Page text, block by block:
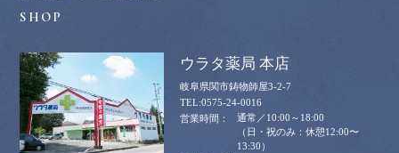
ウラタ薬局 本店
岐阜県関市鋳物師屋3-2-7
0575-24-0016
通常／10:00～18:00
（日・祝のみ：休憩12:00〜
13:30）